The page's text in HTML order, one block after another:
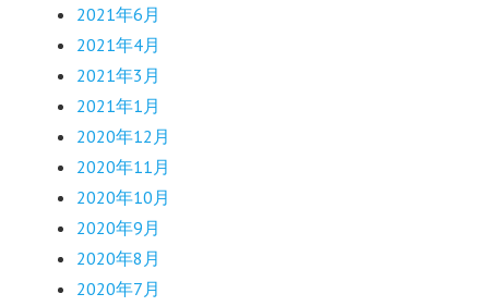
2021年6月
2021年4月
2021年3月
2021年1月
2020年12月
2020年11月
2020年10月
2020年9月
2020年8月
2020年7月